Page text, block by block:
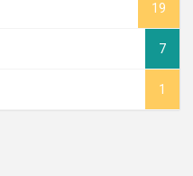
19
7
1